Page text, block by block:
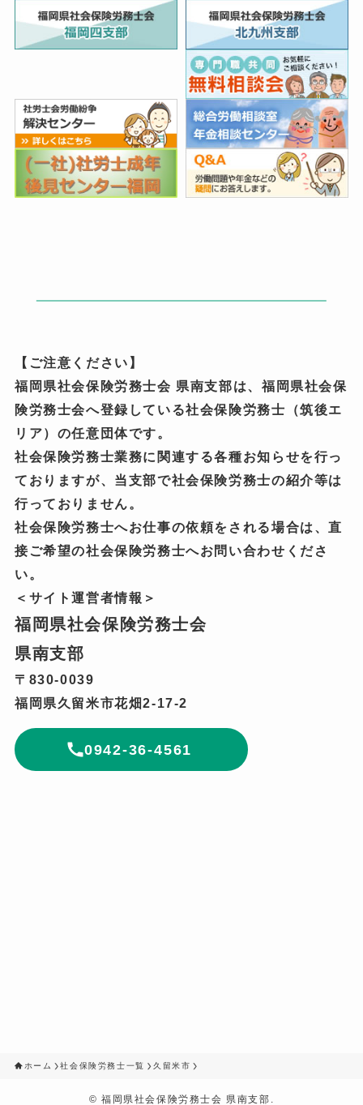
【ご注意ください】
福岡県社会保険労務士会 県南支部は、福岡県社会保
険労務士会へ登録している社会保険労務士（筑後エ
リア）の任意団体です。
社会保険労務士業務に関連する各種お知らせを行っ
ておりますが、当支部で社会保険労務士の紹介等は
行っておりません。
社会保険労務士へお仕事の依頼をされる場合は、直
接ご希望の社会保険労務士へお問い合わせくださ
い。
＜サイト運営者情報＞
福岡県社会保険労務士会
県南支部
〒830-0039
福岡県久留米市花畑2-17-2
0942-36-4561
ホーム 社会保険労務士一覧 久留米市
© 福岡県社会保険労務士会 県南支部.